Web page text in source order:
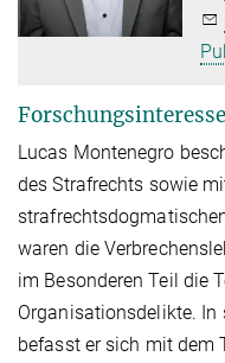
Lucas Montenegro
des Strafrechts sowie
waren die
im Besonderen Teil die
Organisationsdelikte.
befasst er sich mit dem